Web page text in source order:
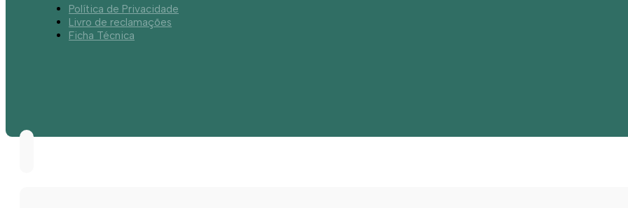
Política de Privacidade
Livro de reclamações
Ficha Técnica